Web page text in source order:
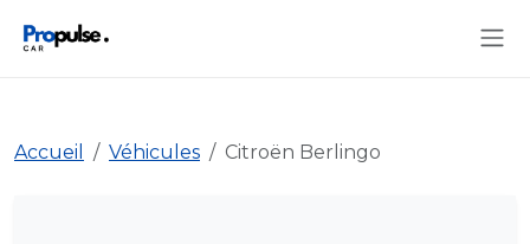
Accueil Véhicules Citroën Berlingo